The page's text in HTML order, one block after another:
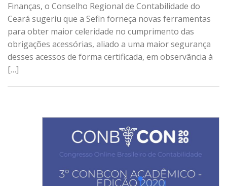
Finanças, o Conselho Regional de Contabilidade do
Ceará sugeriu que a Sefin forneça novas ferramentas
para obter maior celeridade no cumprimento das
obrigações acessórias, aliado a uma maior segurança
desses acessos de forma certificada, em observância à
[…]